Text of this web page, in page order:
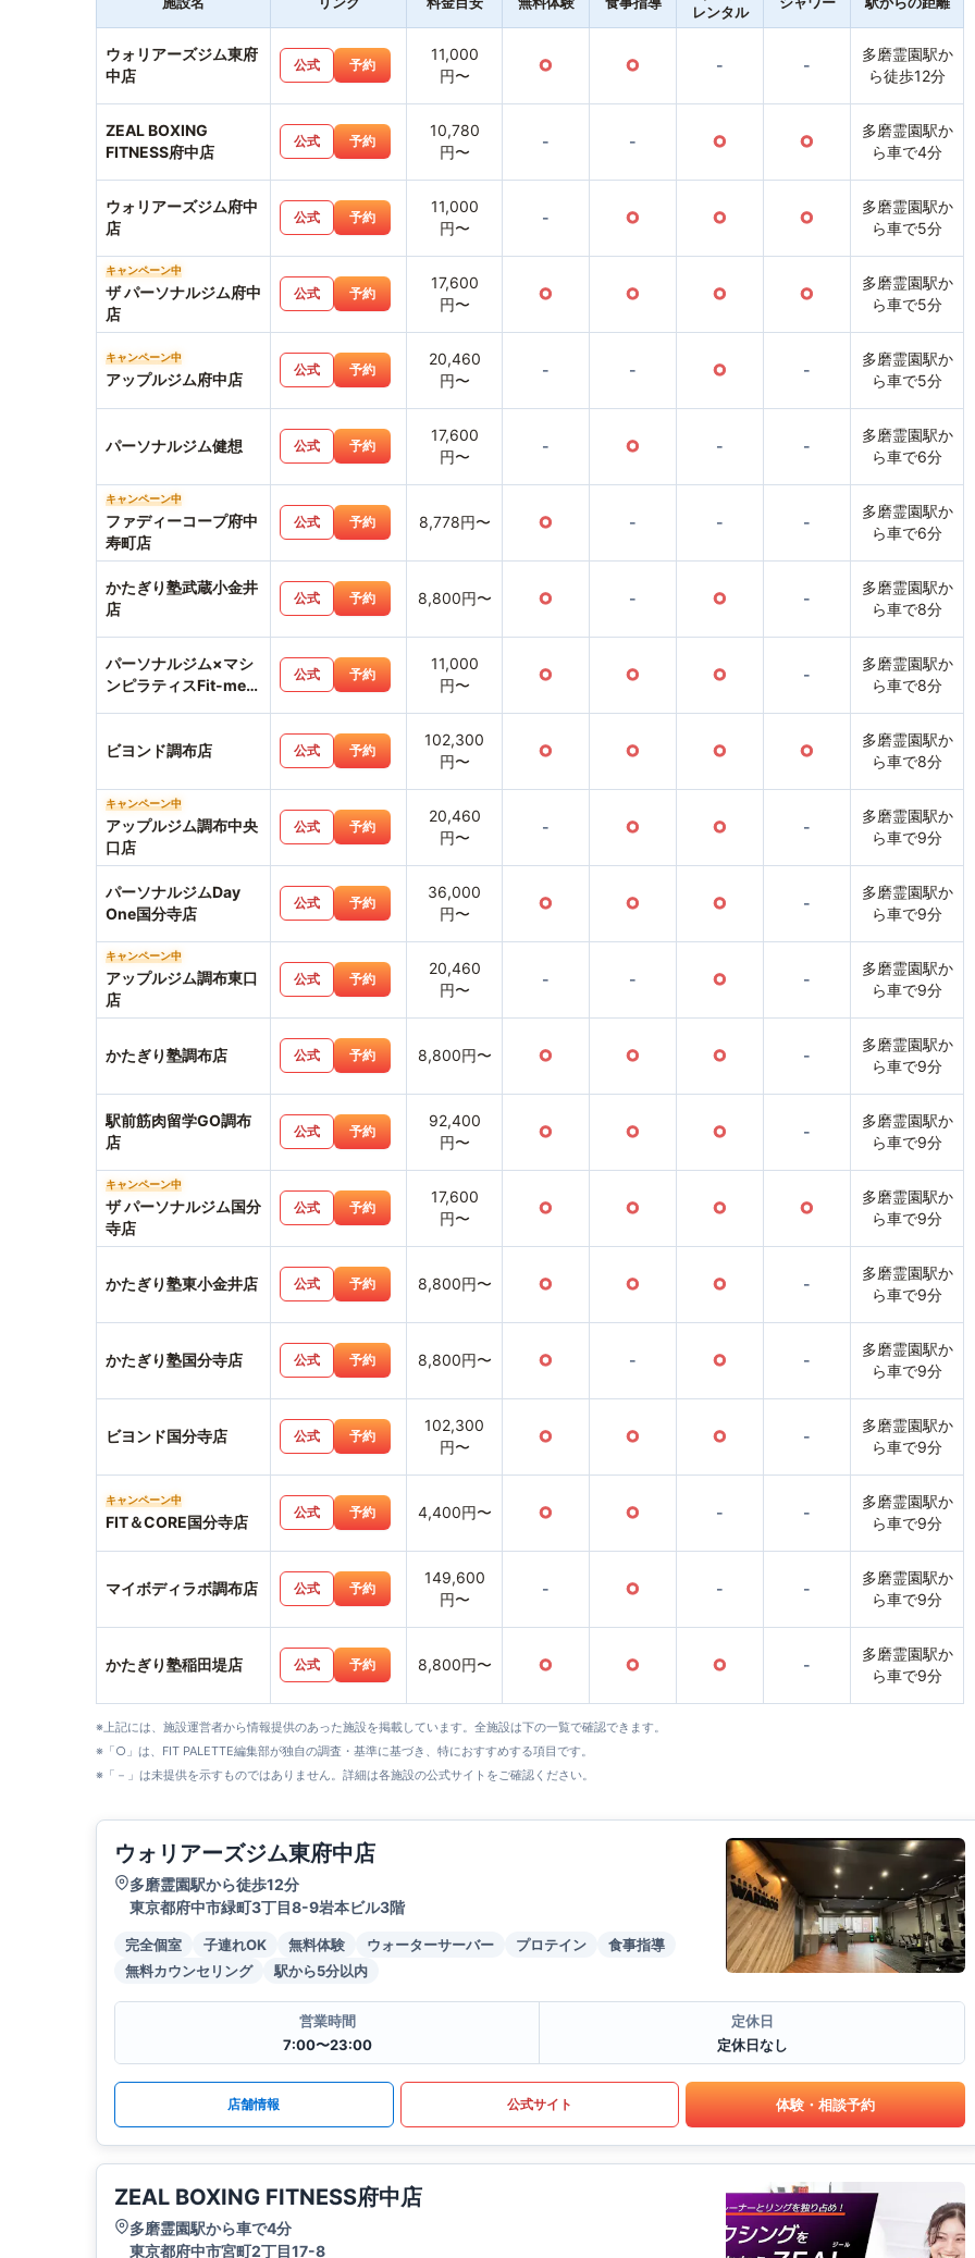
レンタル
ウォリアーズジム東府
中店
公式 予約
11,000
円〜
○ ○ - -
多磨霊園駅か
ら徒歩12分
ZEAL BOXING
FITNESS府中店
公式 予約
10,780
円〜
- - ○ ○
多磨霊園駅か
ら車で4分
ウォリアーズジム府中
店
公式 予約
11,000
円〜
- ○ ○ ○
多磨霊園駅か
ら車で5分
キャンペーン中
ザ パーソナルジム府中
店
公式 予約
17,600
円〜
○ ○ ○ ○
多磨霊園駅か
ら車で5分
キャンペーン中
アップルジム府中店
公式 予約
20,460
円〜
- - ○ -
多磨霊園駅か
ら車で5分
パーソナルジム健想 公式 予約
17,600
円〜
- ○ - -
多磨霊園駅か
ら車で6分
キャンペーン中
ファディーコープ府中
寿町店
公式 予約 8,778円〜 ○ - - -
多磨霊園駅か
ら車で6分
かたぎり塾武蔵小金井
店
公式 予約 8,800円〜 ○ - ○ -
多磨霊園駅か
ら車で8分
パーソナルジム×マシ
ンピラティスFit-me武
公式 予約
11,000
円〜
○ ○ ○ -
多磨霊園駅か
ら車で8分
ビヨンド調布店 公式 予約
102,300
円〜
○ ○ ○ ○
多磨霊園駅か
ら車で8分
キャンペーン中
アップルジム調布中央
口店
公式 予約
20,460
円〜
- ○ ○ -
多磨霊園駅か
ら車で9分
パーソナルジムDay
One国分寺店
公式 予約
36,000
円〜
○ ○ ○ -
多磨霊園駅か
ら車で9分
キャンペーン中
アップルジム調布東口
店
公式 予約
20,460
円〜
- - ○ -
多磨霊園駅か
ら車で9分
かたぎり塾調布店 公式 予約 8,800円〜 ○ ○ ○ -
多磨霊園駅か
ら車で9分
駅前筋肉留学GO調布
店
公式 予約
92,400
円〜
○ ○ ○ -
多磨霊園駅か
ら車で9分
キャンペーン中
ザ パーソナルジム国分
寺店
公式 予約
17,600
円〜
○ ○ ○ ○
多磨霊園駅か
ら車で9分
かたぎり塾東小金井店 公式 予約 8,800円〜 ○ ○ ○ -
多磨霊園駅か
ら車で9分
かたぎり塾国分寺店 公式 予約 8,800円〜 ○ - ○ -
多磨霊園駅か
ら車で9分
ビヨンド国分寺店 公式 予約
102,300
円〜
○ ○ ○ -
多磨霊園駅か
ら車で9分
キャンペーン中
FIT＆CORE国分寺店
公式 予約 4,400円〜 ○ ○ - -
多磨霊園駅か
ら車で9分
マイボディラボ調布店 公式 予約
149,600
円〜
- ○ - -
多磨霊園駅か
ら車で9分
かたぎり塾稲田堤店 公式 予約 8,800円〜 ○ ○ ○ -
多磨霊園駅か
ら車で9分
※上記には、施設運営者から情報提供のあった施設を掲載しています。全施設は下の一覧で確認できます。
※「○」は、FIT PALETTE編集部が独自の調査・基準に基づき、特におすすめする項目です。
※「－」は未提供を示すものではありません。詳細は各施設の公式サイトをご確認ください。
ウォリアーズジム東府中店
多磨霊園駅から徒歩12分
東京都府中市緑町3丁目8-9岩本ビル3階
完全個室 子連れOK 無料体験 ウォーターサーバー プロテイン
食事指導
無料カウンセリング
駅から5分以内
営業時間
7:00〜23:00
定休日
定休日なし
店舗情報 公式サイト 体験・相談予約
ZEAL BOXING FITNESS府中店
多磨霊園駅から車で4分
東京都府中市宮町2丁目17-8